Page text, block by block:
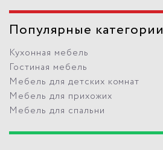
Популярные категории
Кухонная мебель
Гостиная мебель
Мебель для детских комнат
Мебель для прихожих
Мебель для спальни